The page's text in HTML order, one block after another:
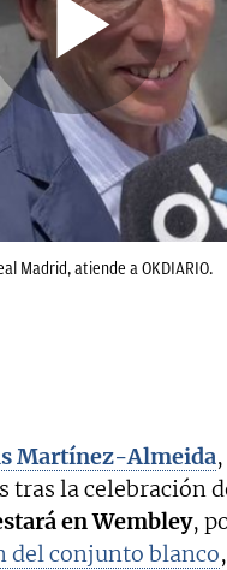
Madrid, atiende a OKDIARIO.
Martínez-Almeida
tras la celebración
en Wembley,
del conjunto blanco